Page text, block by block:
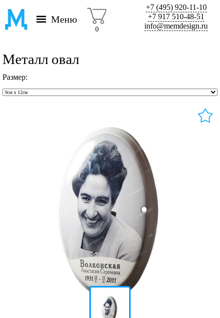
Меню
0
+7 (495) 920-11-10
+7 917 510-48-51
info@memdesign.ru
Металл овал
Размер: